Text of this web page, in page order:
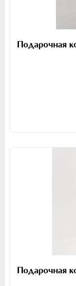
Подарочная
Подарочная